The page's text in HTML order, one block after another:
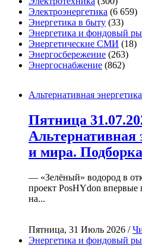
Электроэнергетика (6 659)
Энергетика в быту (33)
Энергетика и фондовый
Энергетические СМИ (18)
Энергосбережение (263)
Энергоснабжение (862)
Альтернативная энергетика
Пятница
Альтернативная
и мира.
— «Зелёный» водород в
проект PosHYdon впервые
на...
Пятница, 31 Июль 2026 /
Энергетика и фондовый